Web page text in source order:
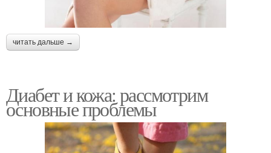
читать дальше →
Диабет и кожа: рассмотрим
основные проблемы